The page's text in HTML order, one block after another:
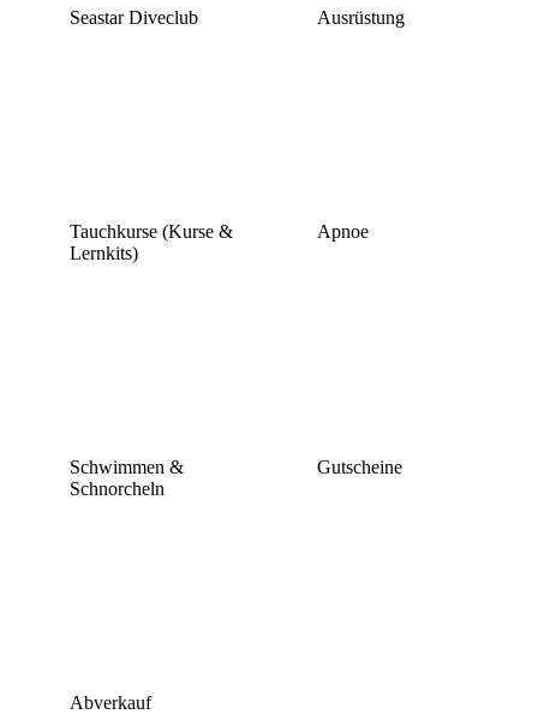
Seastar Diveclub Ausrüstung
Tauchkurse (Kurse &
Lernkits)
Apnoe
Schwimmen &
Schnorcheln
Gutscheine
Abverkauf